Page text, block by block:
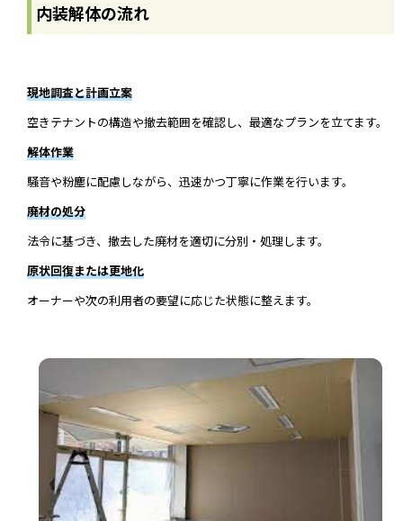
内装解体の流れ
現地調査と計画立案
空きテナントの構造や撤去範囲を確認し、最適なプランを立てます。
解体作業
騒音や粉塵に配慮しながら、迅速かつ丁寧に作業を行います。
廃材の処分
法令に基づき、撤去した廃材を適切に分別・処理します。
原状回復または更地化
オーナーや次の利用者の要望に応じた状態に整えます。